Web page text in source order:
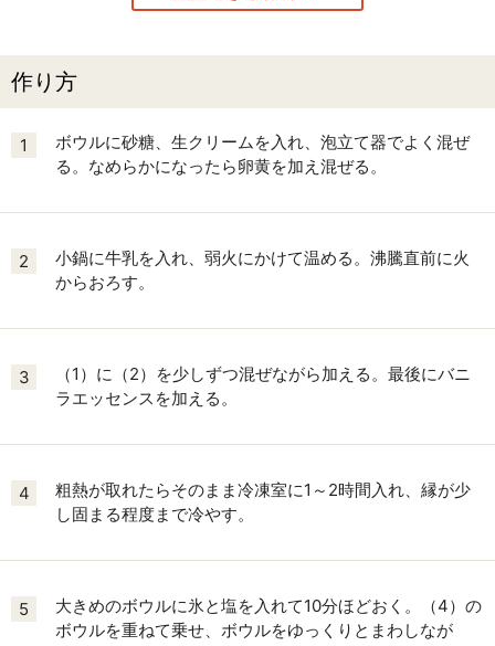
作り方
1
ボウルに砂糖、生クリームを入れ、泡立て器でよく混ぜ
る。なめらかになったら卵黄を加え混ぜる。
2
小鍋に牛乳を入れ、弱火にかけて温める。沸騰直前に火
からおろす。
3
（1）に（2）を少しずつ混ぜながら加える。最後にバニ
ラエッセンスを加える。
4
粗熱が取れたらそのまま冷凍室に1～2時間入れ、縁が少
し固まる程度まで冷やす。
5
大きめのボウルに氷と塩を入れて10分ほどおく。（4）の
ボウルを重ねて乗せ、ボウルをゆっくりとまわしなが